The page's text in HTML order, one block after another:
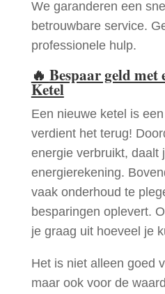
We garanderen een
betrouwbare service.
professionele hulp.
🔥 Bespaar geld met
Ketel
Een nieuwe ketel is
verdient het terug!
energie verbruikt, daalt
energierekening.
vaak onderhoud te
besparingen oplevert.
je graag uit hoeveel je
Het is niet alleen goed
maar ook voor de